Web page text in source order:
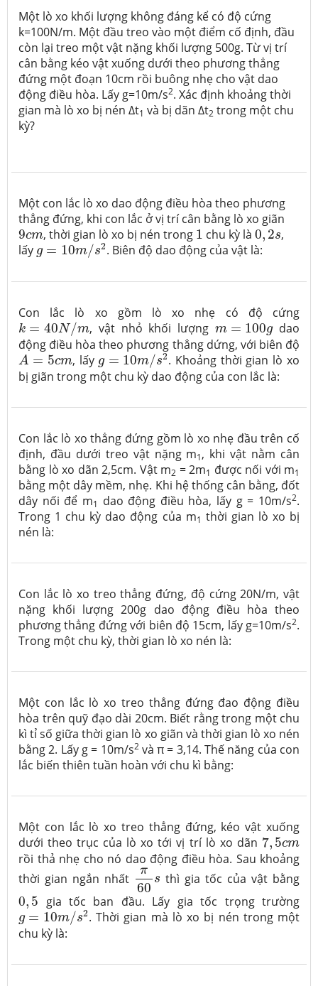
Một lò xo khối lượng không đáng kể có độ cứng
k=100N/m. Một đầu treo vào một điểm cố định, đầu
còn lại treo một vật nặng khối lượng 500g. Từ vị trí
cân bằng kéo vật xuống dưới theo phương thẳng
đứng một đoạn 10cm rồi buông nhẹ cho vật dao
động điều hòa. Lấy g=10m/s2. Xác định khoảng thời
gian mà lò xo bị nén ∆t1 và bị dãn ∆t2 trong một chu
kỳ?
Một con lắc lò xo dao động điều hòa theo phương
thẳng đứng, khi con lắc ở vị trí cân bằng lò xo giãn
9cm
9cm, thời gian lò xo bị nén trong 1
1 chu kỳ là 0, 2s
0,2s,
lấy g = 10m/s2
g=10m/s2 . Biên độ dao động của vật là:
Con lắc lò xo gồm lò xo nhẹ có độ cứng
k = 40N /m
k=40N/m , vật nhỏ khối lượng m = 100g
m=100g dao
động điều hòa theo phương thẳng dứng, với biên độ
A = 5cm
A=5cm , lấy g = 10m/s2
g=10m/s2 . Khoảng thời gian lò xo
bị giãn trong một chu kỳ dao động của con lắc là:
Con lắc lò xo thẳng đứng gồm lò xo nhẹ đầu trên cố
định, đầu dưới treo vật nặng m1, khi vật nằm cân
bằng lò xo dãn 2,5cm. Vật m2 = 2m1 được nối với m1
bằng một dây mềm, nhẹ. Khi hệ thống cân bằng, đốt
dây nối để m1 dao động điều hòa, lấy g = 10m/s2.
Trong 1 chu kỳ dao động của m1 thời gian lò xo bị
nén là:
Con lắc lò xo treo thẳng đứng, độ cứng 20N/m, vật
nặng khối lượng 200g dao động điều hòa theo
phương thẳng đứng với biên độ 15cm, lấy g=10m/s2.
Trong một chu kỳ, thời gian lò xo nén là:
Một con lắc lò xo treo thẳng đứng đao động điều
hòa trên quỹ đạo dài 20cm. Biết rằng trong một chu
kì tỉ số giữa thời gian lò xo giãn và thời gian lò xo nén
bằng 2. Lấy g = 10m/s2và π = 3,14. Thế năng của con
lắc biến thiên tuần hoàn với chu kì bằng:
Một con lắc lò xo treo thẳng đứng, kéo vật xuống
dưới theo trục của lò xo tới vị trí lò xo dãn 7, 5cm
7,5cm
rồi thả nhẹ cho nó dao động điều hòa. Sau khoảng
thời gian ngắn nhất
π
60
s
π60s
thì gia tốc của vật bằng
0, 5
0 5 gia tốc ban đầu. Lấy gia tốc trọng trường
g = 10m/s2
g=10m s2
. Thời gian mà lò xo bị nén trong một
chu kỳ là: